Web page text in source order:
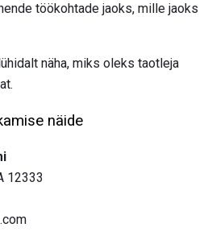
töökohtade jaoks, mille jaoks
näha, miks oleks taotleja
näide
12333